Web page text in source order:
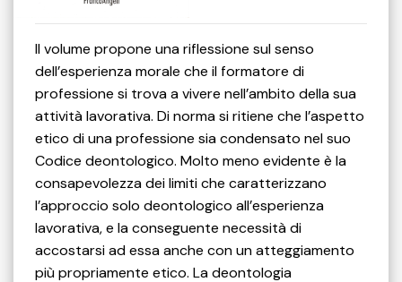
Il volume propone una riflessione sul senso
dell’esperienza morale che il formatore di
professione si trova a vivere nell’ambito della sua
attività lavorativa. Di norma si ritiene che l’aspetto
etico di una professione sia condensato nel suo
Codice deontologico. Molto meno evidente è la
consapevolezza dei limiti che caratterizzano
l’approccio solo deontologico all’esperienza
lavorativa, e la conseguente necessità di
accostarsi ad essa anche con un atteggiamento
più propriamente etico. La deontologia